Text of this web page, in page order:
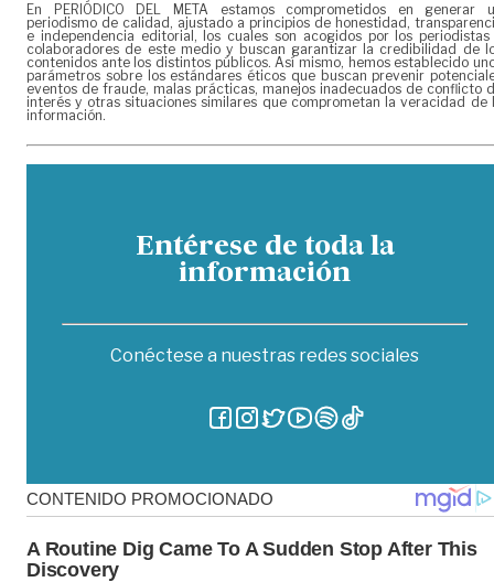
En PERIÓDICO DEL META estamos comprometidos en generar
periodismo de calidad, ajustado a principios de honestidad,
e independencia editorial, los cuales son acogidos por los periodistas
colaboradores de este medio y buscan garantizar la credibilidad de
contenidos ante los distintos públicos. Así mismo, hemos establecido
parámetros sobre los estándares éticos que buscan prevenir
eventos de fraude, malas prácticas, manejos inadecuados de conflicto
interés y otras situaciones similares que comprometan la veracidad de
información.
Entérese de toda la
información
Conéctese a nuestras redes sociales